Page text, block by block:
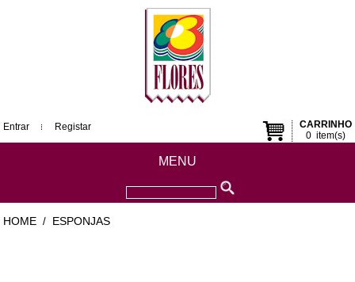
CARRINHO
0item(s)
Entrar Registar
MENU
HOME / ESPONJAS